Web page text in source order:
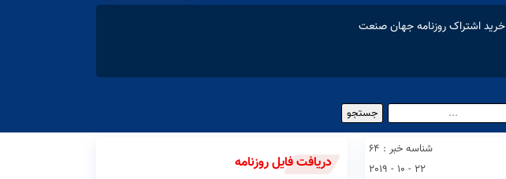
خرید اشتراک روزنامه جهان صنعت
شناسه خبر : 64
22 - 10 - 2019
دریافت فایل روزنامه